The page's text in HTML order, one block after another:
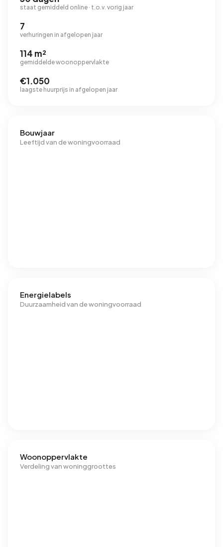
staat gemiddeld online · t.o.v. vorig jaar
7
verhuringen in afgelopen jaar
114 m²
gemiddelde woonoppervlakte
€1.050
laagste huurprijs in afgelopen jaar
Bouwjaar
Leeftijd van de woningvoorraad
Energielabels
Duurzaamheid van de woningvoorraad
Woonoppervlakte
Verdeling van woninggroottes